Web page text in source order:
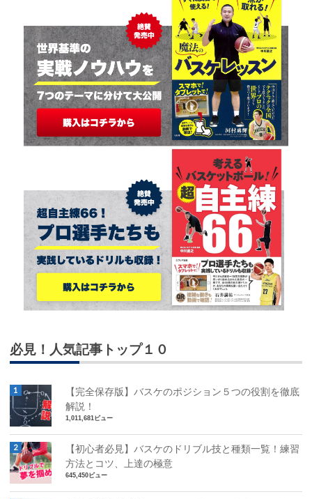
必見！人気記事トップ１０
【完全保存版】バスケのポジション５つの役割を徹底
解説！
1,011,681ビュー
【初心者必見】バスケのドリブル技と種類一覧！練習
方法とコツ、上達の極意
645,450ビュー